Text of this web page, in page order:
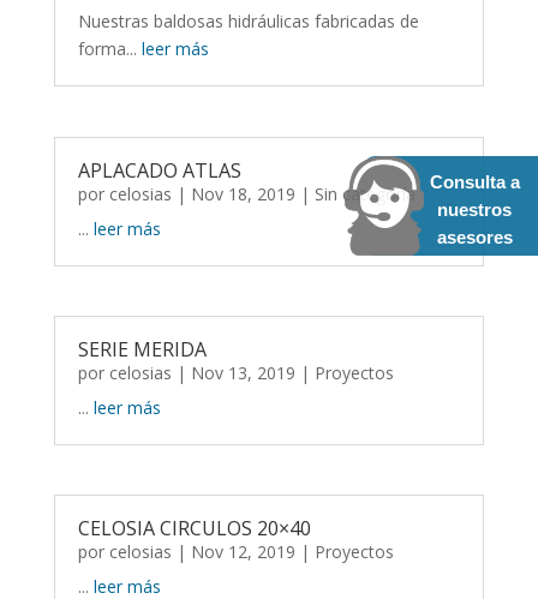
Consulta a
nuestros
asesores
Nuestras baldosas hidráulicas fabricadas de
forma... leer más
APLACADO ATLAS
por celosias | Nov 18, 2019 | Sin categoría
... leer más
SERIE MERIDA
por celosias | Nov 13, 2019 | Proyectos
... leer más
CELOSIA CIRCULOS 20×40
por celosias | Nov 12, 2019 | Proyectos
... leer más